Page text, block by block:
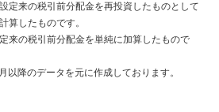
定来の税引前分配金を再投資したものとして
算したものです。
来の税引前分配金を単純に加算したもので
降のデータを元に作成しております。